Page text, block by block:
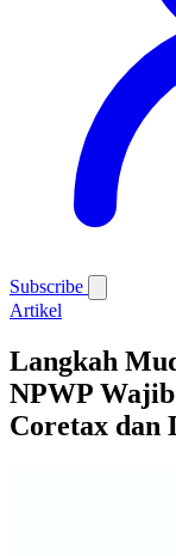
Subscribe
Artikel
Langkah
NPWP
Coretax dan